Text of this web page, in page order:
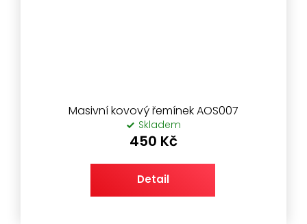
Masivní kovový řemínek AOS007
Skladem
450 Kč
Detail